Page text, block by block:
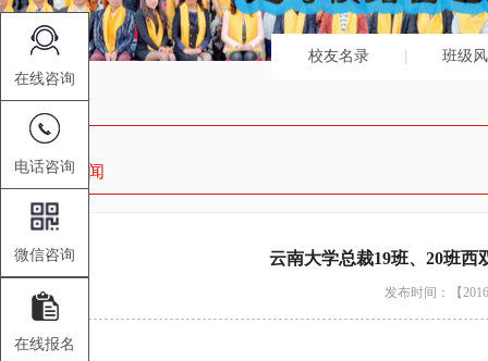
校友名录 班级
中心动态新闻
云南大学总裁19班、20班西
发布时间：【
在线咨询
电话咨询
微信咨询
在线报名